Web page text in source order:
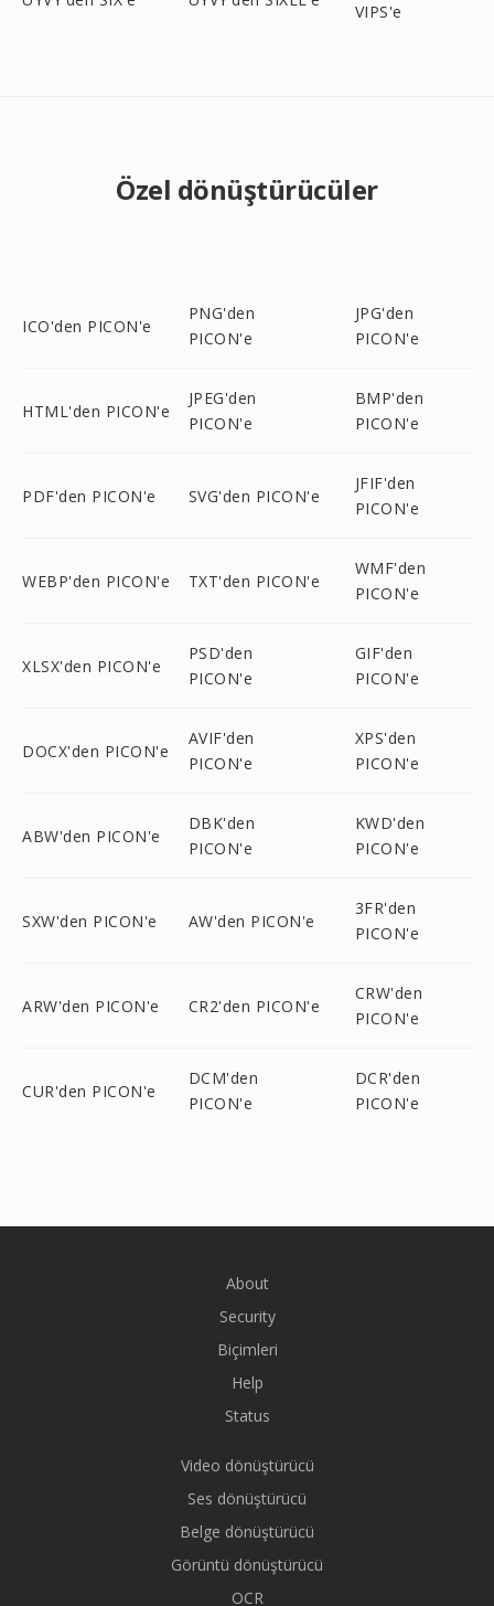
VIPS'e
Özel dönüştürücüler
ICO'den PICON'e
PNG'den
PICON'e
JPG'den
PICON'e
HTML'den PICON'e
JPEG'den
PICON'e
BMP'den
PICON'e
PDF'den PICON'e SVG'den PICON'e
JFIF'den
PICON'e
WEBP'den PICON'e TXT'den PICON'e
WMF'den
PICON'e
XLSX'den PICON'e
PSD'den
PICON'e
GIF'den
PICON'e
DOCX'den PICON'e
AVIF'den
PICON'e
XPS'den
PICON'e
ABW'den PICON'e
DBK'den
PICON'e
KWD'den
PICON'e
SXW'den PICON'e AW'den PICON'e
3FR'den
PICON'e
ARW'den PICON'e CR2'den PICON'e
CRW'den
PICON'e
CUR'den PICON'e
DCM'den
PICON'e
DCR'den
PICON'e
About
Security
Biçimleri
Help
Status
Video dönüştürücü
Ses dönüştürücü
Belge dönüştürücü
Görüntü dönüştürücü
OCR